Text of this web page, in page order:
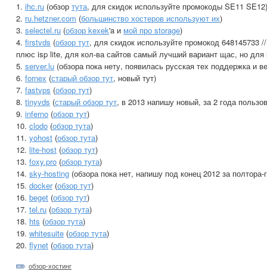
1. ihc.ru (обзор тута, для скидок используйте промокоды SE11 SE12)
2. ru.hetzner.com (большинство хостеров используют их)
3. selectel.ru (обзор kexek'a и мой про storage)
4. firstvds (обзор тут, для скидок используйте промокод
плюс isp lite, для кол-ва сайтов самый лучший вариант щас, но для
5. server.lu (обзора пока нету, появилась русская тех поддержка и
6. fornex (старый обзор тут, новый тут)
7. fastvps (обзор тут)
8. tinyvds (старый обзор тут, в 2013 напишу новый, за 2 года
9. inferno (обзор тут)
10. clodo (обзор тута)
11. yohost (обзор тута)
12. lite-host (обзор тут)
13. foxy.pro (обзор тута)
14. sky-hosting (обзора пока нет, напишу под конец 2012 за полтора-
15. docker(обзор тут)
16. beget (обзор тут)
17. tel.ru (обзор тута)
18. hts (обзор тута)
19. whitesuite (обзор тута)
20. flynet (обзор тута)
обзор-хостинг